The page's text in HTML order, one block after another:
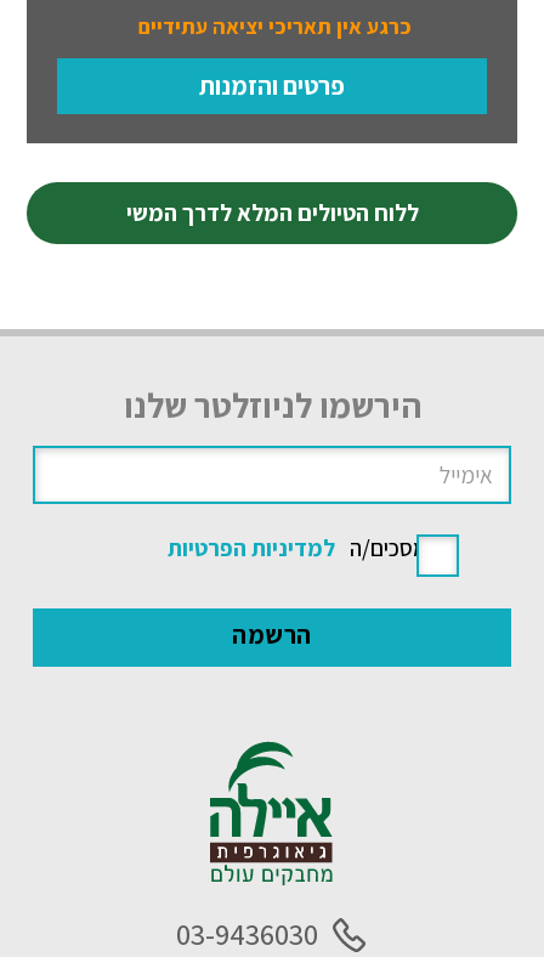
כרגע אין תאריכי יציאה עתידיים
פרטים והזמנות
ללוח הטיולים המלא לדרך המשי
הירשמו לניוזלטר שלנו
אני מסכים/ה למדיניות הפרטיות
03-9436030